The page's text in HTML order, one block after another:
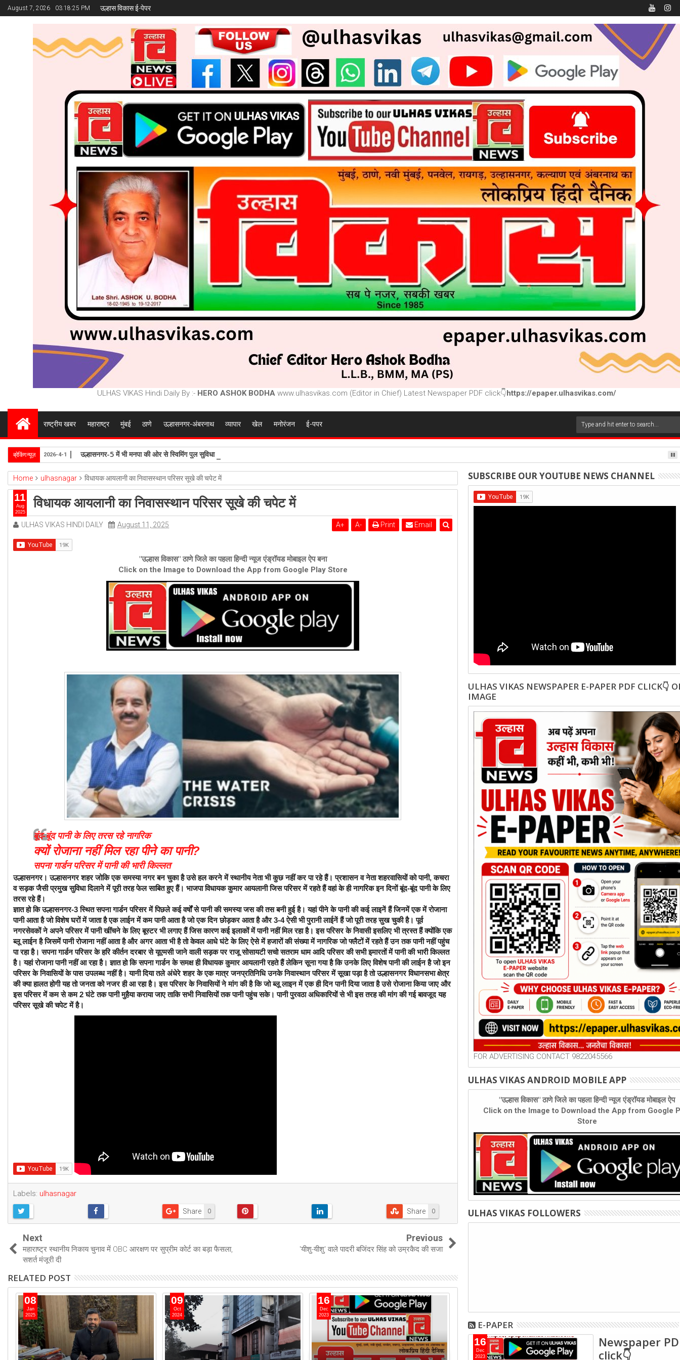
August 7, 2026 03:18:26 PM उल्हास विकास ई-पेपर
ULHAS VIKAS Hindi Daily By :- HERO ASHOK BODHA www.ulhasvikas.com (Editor in Chief) Latest Newspaper PDF click👇https://epaper.ulhasvikas.com/
राष्ट्रीय खबर महाराष्ट्र मुंबई ठाणे उल्हासनगर-अंबरनाथ व्यापार खेल मनोरंजन ई-पपर
ब्रेकिंग न्यूज़ उल्हासनगर-5 में भी मनपा की ओर से स्विमिंग पुल सुविधा हो- शेरी लुंड
2026-4-1
Home ulhasnagar विधायक आयलानी का निवासस्थान परिसर सूखे की चपेट में
विधायक आयलानी का निवासस्थान परिसर सूखे की चपेट में
ULHAS VIKAS HINDI DAILY August 11, 2025 A+ A- Print Email
"उल्हास विकास" ठाणे जिले का पहला हिन्दी न्यूज एंड्रॉयड मोबाइल ऐप बना
Click on the Image to Download the App from Google Play Store
बूंद-बूंद पानी के लिए तरस रहे नागरिक
क्यों रोजाना नहीं मिल रहा पीने का पानी?
सपना गार्डन परिसर में पानी की भारी किल्लत
उल्हासनगर। उल्हासनगर शहर जोकि एक समस्या नगर बन चुका है उसे हल करने में स्थानीय नेता भी कुछ नहीं कर पा रहे हैं। प्रशासन व नेता शहरवासियों को पानी, कचरा
व सड़क जैसी प्रमुख सुविधा दिलाने में पूरी तरह फेल साबित हुए हैं। भाजपा विधायक कुमार आयलानी जिस परिसर में रहते हैं वहां के ही नागरिक इन दिनों बूंद-बूंद पानी के लिए
तरस रहे हैं।
ज्ञात हो कि उल्हासनगर-3 स्थित सपना गार्डन परिसर में पिछले कई वर्षों से पानी की समस्या जस की तस बनी हुई है। यहां पीने के पानी की कई लाइनें हैं जिनमें एक में रोजाना
पानी आता है जो विशेष घरों में जाता है एक लाईन में कम पानी आता है जो एक दिन छोड़कर आता है और 3-4 ऐसी भी पुरानी लाईनें हैं जो पूरी तरह सुख चुकी है। पूर्व
नगरसेवकों ने अपने परिसर में पानी खींचने के लिए बूस्टर भी लगाए हैं जिस कारण कई इलाकों में पानी नहीं मिल रहा है। इस परिसर के निवासी इसलिए भी त्रस्त हैं क्योंकि एक
ब्लू लाईन है जिसमें पानी रोजाना नहीं आता है और अगर आता भी है तो केवल आधे घंटे के लिए ऐसे में हजारों की संख्या में नागरिक जो फ्लैटों में रहते हैं उन तक पानी नहीं पहुंच
पा रहा है। सपना गार्डन परिसर के हरि कीर्तन दरबार से यूएमसी जाने वाली सड़क पर राजू सोसायटी सचो सतराम धाम आदि परिसर की सभी इमारतों में पानी की भारी किल्लत
है। यहां रोजाना पानी नहीं आ रहा है। ज्ञात हो कि सपना गार्डन के समक्ष ही विधायक कुमार आयलानी रहते हैं लेकिन सूना गया है कि उनके लिए विशेष पानी की लाईन है जो इन
परिसर के निवासियों के पास उपलब्ध नहीं है। यानी दिया तले अंधेरे शहर के एक मात्र जनप्रतिनिधि उनके निवास्थान परिसर में सूखा पड़ा है तो उल्हासनगर विधानसभा क्षेत्र
की क्या हालत होगी यह तो जनता को नजर ही आ रहा है। इस परिसर के निवासियों ने मांग की है कि जो ब्लू लाइन में एक ही दिन पानी दिया जाता है उसे रोजाना किया जाए और
इस परिसर में कम से कम 2 घंटे तक पानी मुहैया कराया जाए ताकि सभी निवासियों तक पानी पहुंच सके। पानी पुरवठा अधिकारियों से भी इस तरह की मांग की गई बावजूद यह
परिसर सूखे की चपेट में है।
Labels: ulhasnagar
0
Share 0
Share
11
Aug
2025
Next
महाराष्ट्र स्थानीय निकाय चुनाव में OBC आरक्षण पर सुप्रीम कोर्ट का बड़ा फैसला,
सशर्त मंजूरी दी
Previous
'यीशु-यीशु' वाले पादरी बजिंदर सिंह को उम्रकैद की सजा
RELATED POST
08
Jan
2025
09
Oct
2024
16
Dec
2023
SUBSCRIBE OUR YOUTUBE NEWS CHANNEL
ULHAS VIKAS NEWSPAPER E-PAPER PDF CLICK👇
IMAGE
FOR ADVERTISING CONTACT 9822045566
ULHAS VIKAS ANDROID MOBILE APP
"उल्हास विकास" ठाणे जिले का पहला हिन्दी न्यूज एंड्रॉयड मोबाइल ऐप
Click on the Image to Download the App from Google
Store
ULHAS VIKAS FOLLOWERS
E-PAPER
16
Dec
2023
Newspaper
click👇